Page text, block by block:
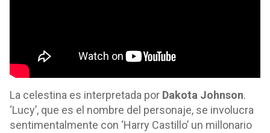
La celestina es interpretada por Dakota Johnson.
‘Lucy’, que es el nombre del personaje, se involucra
sentimentalmente con ‘Harry Castillo’ un millonario